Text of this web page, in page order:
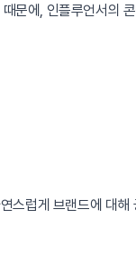
문에, 인플루언서의
스럽게 브랜드에 대